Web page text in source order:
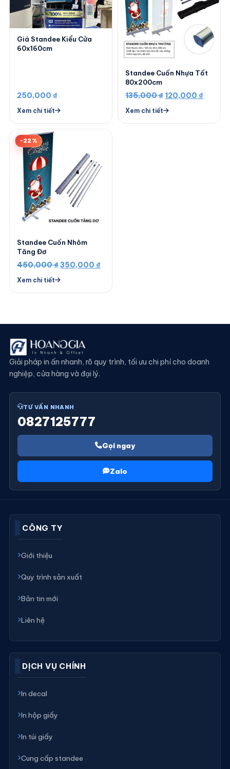
Giá Standee Kiểu Cửa
60x160cm
250,000 ₫
Xem chi tiết
Standee Cuốn Nhựa Tốt
80x200cm
135,000₫ Giá
gốc
120,000 ₫
Xem chi tiết
-22%
Standee Cuốn Nhôm
Tăng Đơ
450,000₫Giá
350,000 ₫
Xem chi tiết
Giải pháp in ấn nhanh, rõ quy trình, tối ưu chi phí cho doanh
nghiệp, cửa hàng và đại lý.
TƯ VẤN NHANH
0827125777
Gọi ngay
Zalo
CÔNG TY
Giới thiệu
Quy trình sản xuất
Bản tin mới
Liên hệ
DỊCH VỤ CHÍNH
In decal
In hộp giấy
In túi giấy
Cung cấp standee